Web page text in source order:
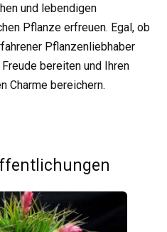
und lebendigen
Pflanze erfreuen. Egal, ob
Pflanzenliebhaber
bereiten und Ihren
Charme bereichern.